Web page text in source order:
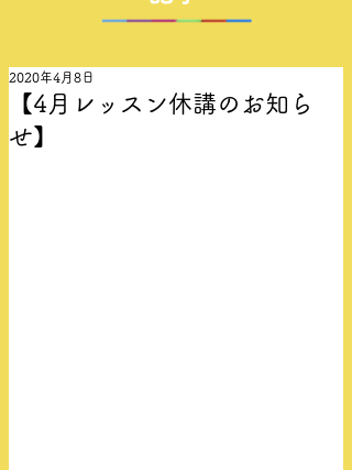
【4月レッスン休講のお知ら
せ】
2020年4月8日